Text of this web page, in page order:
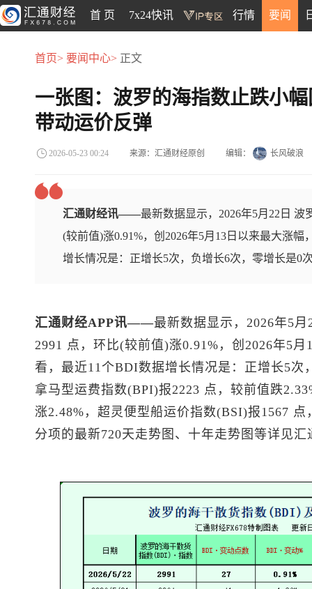
首 页 7x24快讯 行情 要闻
首页> 要闻中心> 正文
一张图：波罗的海指数止跌小
带动运价反弹
2026-05-23 00:24 来源：汇通财经原创 编辑： 长风破浪
汇通财经讯——最新数据显示，2026年5月22日
(较前值)涨0.91%，创2026年5月13日以来最大涨
增长情况是：正增长5次，负增长6次，零增长是0
汇通财经APP讯——最新数据显示，2026年5
2991 点，环比(较前值)涨0.91%，创2026年5
看，最近11个BDI数据增长情况是：正增长5次
拿马型运费指数(BPI)报2223 点，较前值跌
涨2.48%，超灵便型船运价指数(BSI)报1567
分项的最新720天走势图、十年走势图等详见